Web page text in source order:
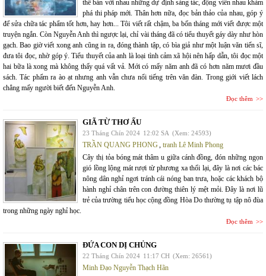
thể bàn với nhau những dự định sáng tác, động viên nhau khám
phá thi pháp mới. Thân hơn nữa, đọc bản thảo của nhau, góp ý
để sửa chữa tác phẩm tốt hơn, hay hơn... Tôi viết rất chậm, ba bốn tháng mới viết được một
truyện ngắn. Còn Nguyễn Anh thì ngược lại, chỉ vài tháng đã có tiểu thuyết gáy dày như hòn
gạch. Bao giờ viết xong anh cũng in ra, đóng thành tập, có bìa giả như một luận văn tiến sĩ,
đưa tôi đọc, nhờ góp ý. Tiểu thuyết của anh là loại tình cảm xã hội nên hấp dẫn, tôi đọc một
hai bữa là xong mà không thấy quá vất vả. Mới có mấy năm anh đã có hơn năm mươi đầu
sách. Tác phẩm ra ào ạt nhưng anh vẫn chưa nổi tiếng trên văn đàn. Trong giới viết lách
chẳng mấy người biết đến Nguyễn Anh.
Đọc thêm
GIÃ TỪ THƠ ẤU
23 Tháng Chín 2024 12:02 SA (Xem: 24593)
TRẦN QUANG PHONG, tranh Lê Minh Phong
Cây thị tỏa bóng mát thâm u giữa cánh đồng, đón những ngọn
gió lồng lộng mát rượi từ phương xa thổi lại, đây là nơi các bác
nông dân nghỉ ngơi tránh cái nóng ban trưa, hoặc các khách bộ
hành nghỉ chân trên con đường thiên lý mệt mỏi. Đây là nơi lũ
trẻ của trường tiểu học cộng đồng Hòa Do thường tụ tập nô đùa
trong những ngày nghỉ học.
Đọc thêm
ĐỨA CON DỊ CHỦNG
22 Tháng Chín 2024 11:17 CH (Xem: 26561)
Minh Đạo Nguyễn Thạch Hãn